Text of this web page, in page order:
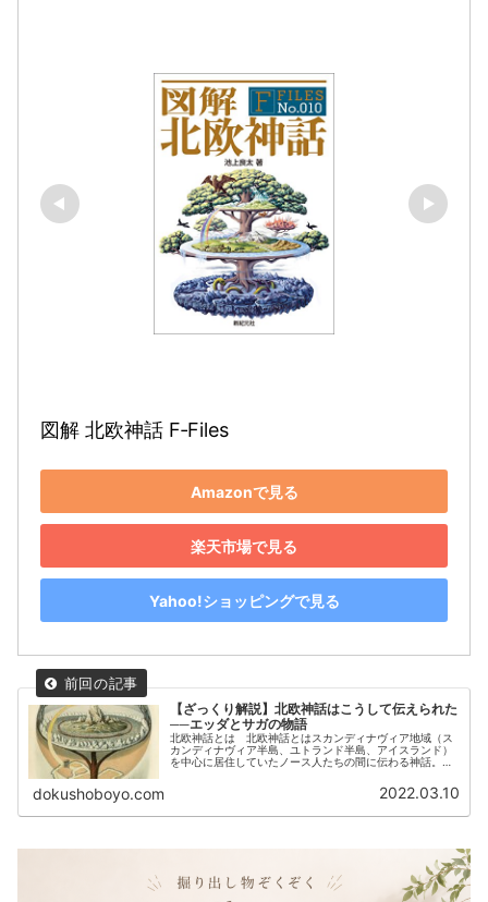
図解 北欧神話 F‐Files
Amazonで見る
楽天市場で見る
Yahoo!ショッピングで見る
【ざっくり解説】北欧神話はこうして伝えられた
──エッダとサガの物語
北欧神話とは 北欧神話とはスカンディナヴィア地域（ス
カンディナヴィア半島、ユトランド半島、アイスランド）
を中心に居住していたノース人たちの間に伝わる神話。
dokushoboyo.com 2022.03.10